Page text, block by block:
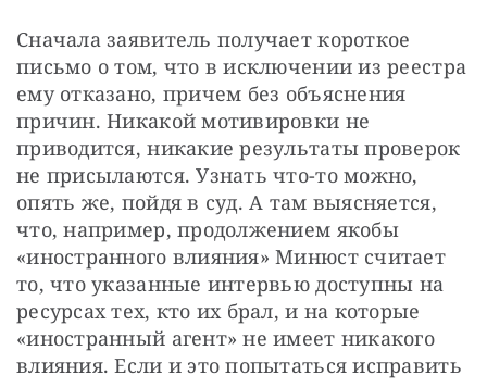
Сначала заявитель получает короткое
письмо о том, что в исключении из реестра
ему отказано, причем без объяснения
причин. Никакой мотивировки не
приводится, никакие результаты проверок
не присылаются. Узнать что-то можно,
опять же, пойдя в суд. А там выясняется,
что, например, продолжением якобы
«иностранного влияния» Минюст считает
то, что указанные интервью доступны на
ресурсах тех, кто их брал, и на которые
«иностранный агент» не имеет никакого
влияния. Если и это попытаться исправить